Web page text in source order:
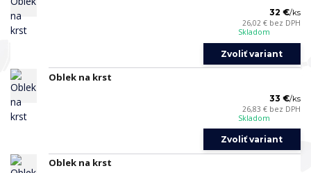
32 €/ks
26,02 € bez DPH
Skladom
Zvoliť variant
Oblek na krst
33 €/ks
26,83 € bez DPH
Skladom
Zvoliť variant
Oblek na krst